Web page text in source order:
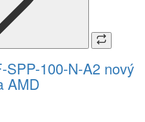
100-N-A2 nový
AMD